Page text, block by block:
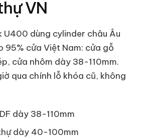
VN
U400 dùng cylinder châu Âu
95% cửa Việt Nam: cửa gỗ
cửa nhôm dày 38-110mm.
qua chính lỗ khóa cũ, không
dày 38-110mm
dày 40-100mm